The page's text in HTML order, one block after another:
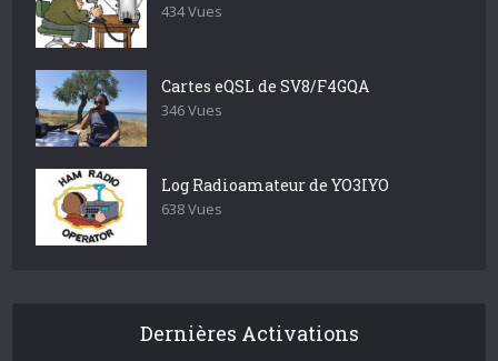
434 Vues
Cartes eQSL de SV8/F4GQA
346 Vues
Log Radioamateur de YO3IYO
638 Vues
Dernières Activations